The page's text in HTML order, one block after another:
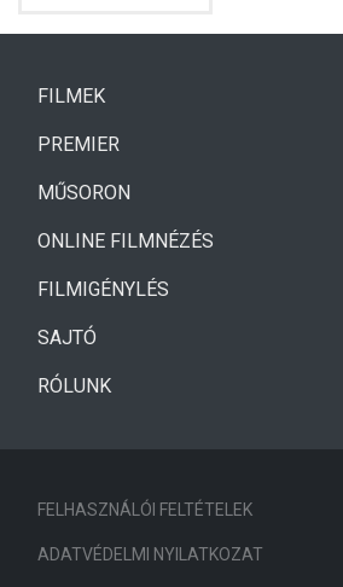
FILMEK(CURRENT)
PREMIER
MŰSORON
ONLINE FILMNÉZÉS
FILMIGÉNYLÉS
SAJTÓ
RÓLUNK
FELHASZNÁLÓI FELTÉTELEK
ADATVÉDELMI NYILATKOZAT